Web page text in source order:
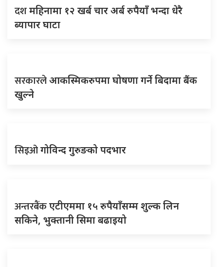
दशमहिनामा १२ खर्ब चार अर्ब रुपैयाँ भन्दा धेरै
ब्यापार घाटा
सरकारलेआकस्मिकरुपमा घोषणा गर्ने बिदामा बैंक
खुल्ने
सिइओगोविन्द गुरुङको पदभार
अन्तरबैंकएटीएममा १५ रुपैयाँसम्म शुल्क लिन
सकिने, भुक्तानी सिमा बढाइयो